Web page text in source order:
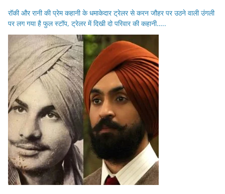
रॉकी और रानी की प्रेम कहानी के धमाकेदार ट्रेलर से करन जौहर पर उठने वाली उंगली
पर लग गया है फुल स्टॉप, ट्रेलर में दिखी दो परिवार की कहानी…..